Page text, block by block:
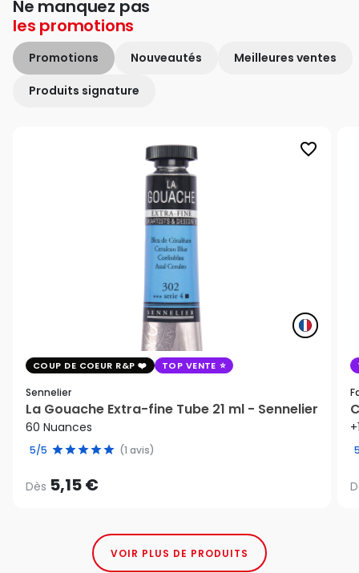
Ne manquez pas
les promotions
Promotions Nouveautés Meilleures ventes
Produits signature
favorite_border
COUP DE COEUR R&P TOP VENTE
Sennelier
La Gouache Extra-fine Tube 21 ml - Sennelier
60 Nuances
5/5 (1 avis)
Dès 5,15 €
VOIR PLUS DE PRODUITS